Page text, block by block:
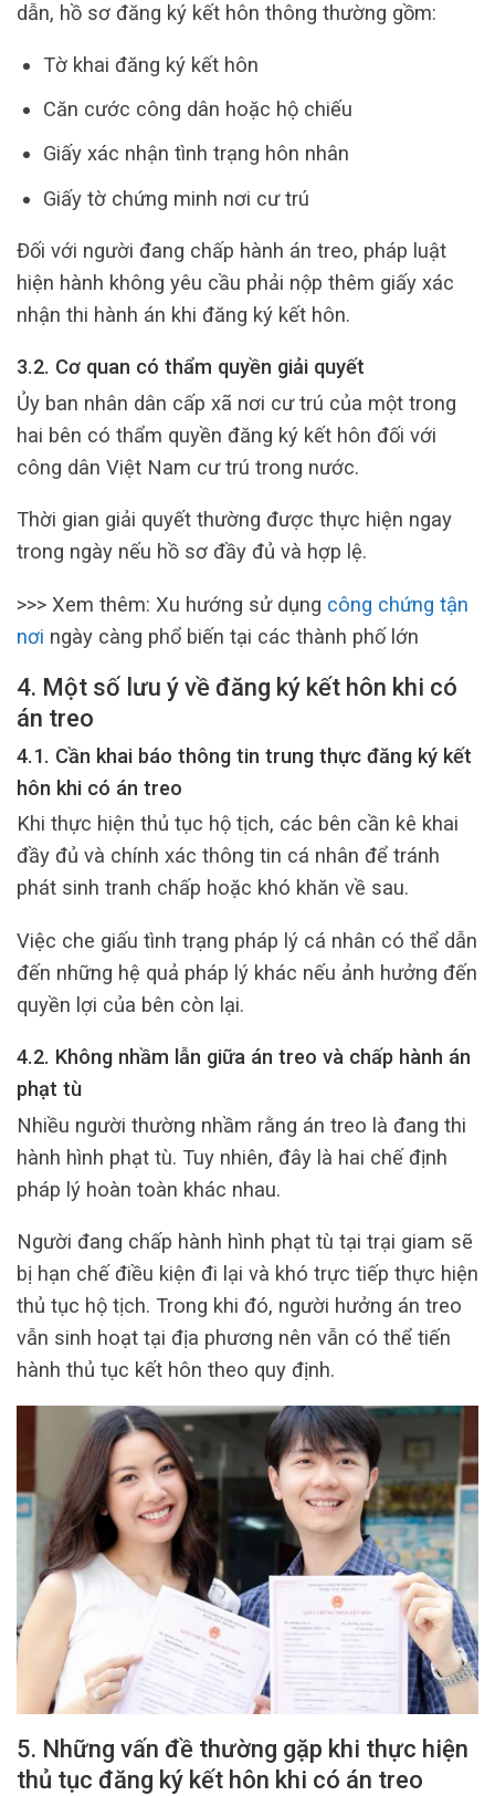
dẫn, hồ sơ đăng ký kết hôn thông thường gồm:
Tờ khai đăng ký kết hôn
Căn cước công dân hoặc hộ chiếu
Giấy xác nhận tình trạng hôn nhân
Giấy tờ chứng minh nơi cư trú
Đối với người đang chấp hành án treo, pháp luật
hiện hành không yêu cầu phải nộp thêm giấy xác
nhận thi hành án khi đăng ký kết hôn.
3.2. Cơ quan có thẩm quyền giải quyết
Ủy ban nhân dân cấp xã nơi cư trú của một trong
hai bên có thẩm quyền đăng ký kết hôn đối với
công dân Việt Nam cư trú trong nước.
Thời gian giải quyết thường được thực hiện ngay
trong ngày nếu hồ sơ đầy đủ và hợp lệ.
>>> Xem thêm: Xu hướng sử dụng công chứng tận
nơi ngày càng phổ biến tại các thành phố lớn
4. Một số lưu ý về đăng ký kết hôn khi có
án treo
4.1. Cần khai báo thông tin trung thực đăng ký kết
hôn khi có án treo
Khi thực hiện thủ tục hộ tịch, các bên cần kê khai
đầy đủ và chính xác thông tin cá nhân để tránh
phát sinh tranh chấp hoặc khó khăn về sau.
Việc che giấu tình trạng pháp lý cá nhân có thể dẫn
đến những hệ quả pháp lý khác nếu ảnh hưởng đến
quyền lợi của bên còn lại.
4.2. Không nhầm lẫn giữa án treo và chấp hành án
phạt tù
Nhiều người thường nhầm rằng án treo là đang thi
hành hình phạt tù. Tuy nhiên, đây là hai chế định
pháp lý hoàn toàn khác nhau.
Người đang chấp hành hình phạt tù tại trại giam sẽ
bị hạn chế điều kiện đi lại và khó trực tiếp thực hiện
thủ tục hộ tịch. Trong khi đó, người hưởng án treo
vẫn sinh hoạt tại địa phương nên vẫn có thể tiến
hành thủ tục kết hôn theo quy định.
5. Những vấn đề thường gặp khi thực hiện
thủ tục đăng ký kết hôn khi có án treo